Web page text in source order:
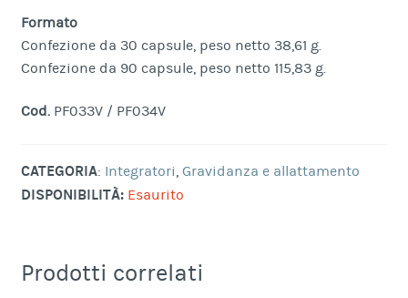
Formato
Confezione da 30 capsule, peso netto 38,61 g.
Confezione da 90 capsule, peso netto 115,83 g.
Cod.PF033V / PF034V
CATEGORIA: Integratori, Gravidanza e allattamento
DISPONIBILITÀ: Esaurito
Prodotti correlati